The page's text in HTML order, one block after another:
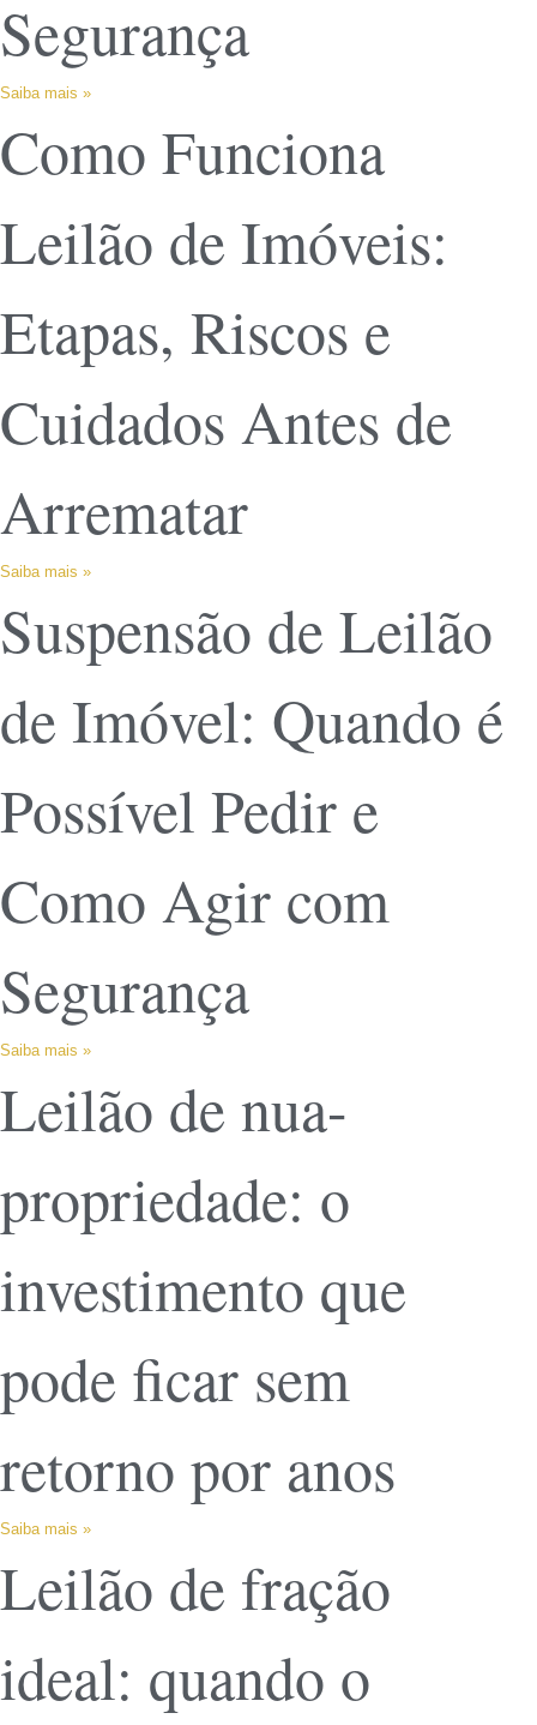
Segurança
Saiba mais »
Como Funciona
Leilão de Imóveis:
Etapas, Riscos e
Cuidados Antes de
Arrematar
Saiba mais »
Suspensão de Leilão
de Imóvel: Quando é
Possível Pedir e
Como Agir com
Segurança
Saiba mais »
Leilão de nua-
propriedade: o
investimento que
pode ficar sem
retorno por anos
Saiba mais »
Leilão de fração
ideal: quando o